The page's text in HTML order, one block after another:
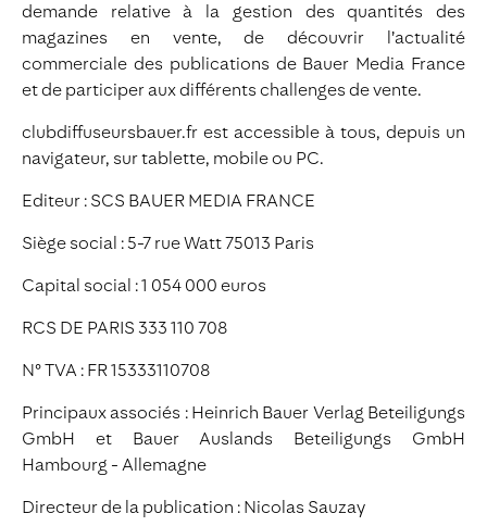
demande relative à la gestion des quantités des
magazines en vente, de découvrir l’actualité
commerciale des publications de Bauer Media France
et de participer aux différents challenges de vente.
clubdiffuseursbauer.fr est accessible à tous, depuis un
navigateur, sur tablette, mobile ou PC.
Editeur : SCS BAUER MEDIA FRANCE
Siège social : 5-7 rue Watt 75013 Paris
Capital social : 1 054 000 euros
RCS DE PARIS 333 110 708
N° TVA : FR 15333110708
Principaux associés : Heinrich Bauer Verlag Beteiligungs
GmbH et Bauer Auslands Beteiligungs GmbH
Hambourg - Allemagne
Directeur de la publication : Nicolas Sauzay